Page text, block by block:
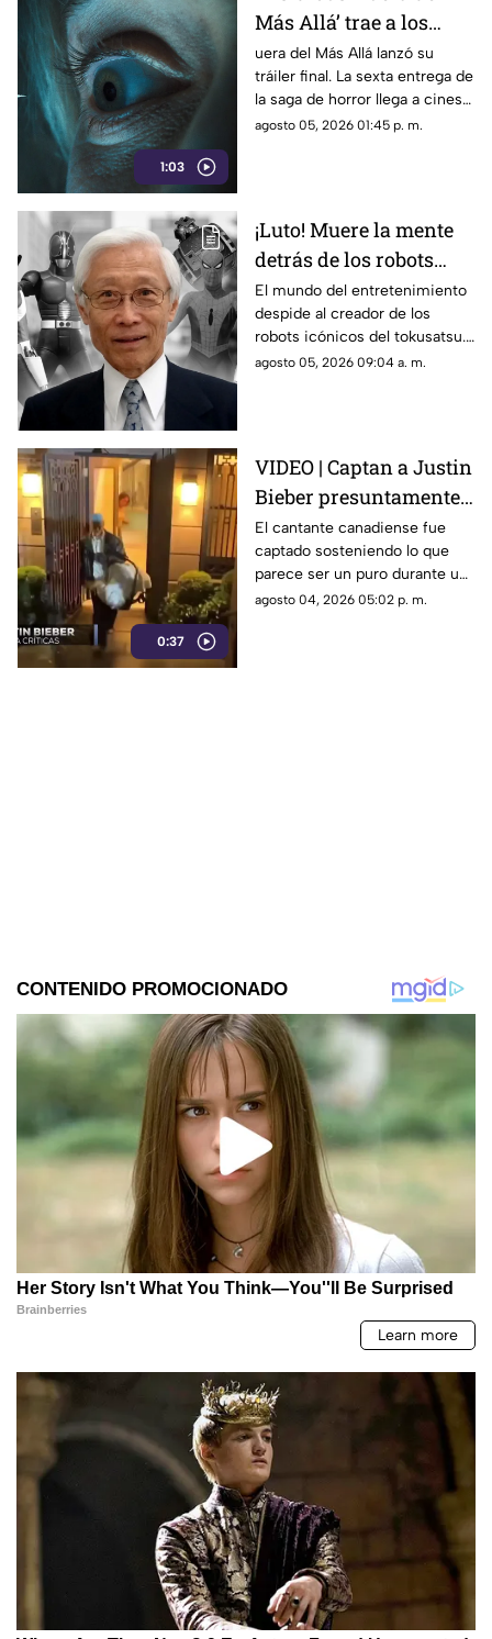
1:03
Más Allá’ trae a los
demonios al mundo
real en su tráiler final
uera del Más Allá lanzó su
tráiler final. La sexta entrega de
la saga de horror llega a cines
el 21 de agosto de 2026.
agosto 05, 2026 01:45 p. m.
¡Luto! Muere la mente
detrás de los robots
icónicos del tokusatsu
y los Power Rangers
El mundo del entretenimiento
despide al creador de los
robots icónicos del tokusatsu.
Su trabajo revolucionó series
agosto 05, 2026 09:04 a. m.
0:37
VIDEO | Captan a Justin
Bieber presuntamente
fumando cerca de su
bebé
El cantante canadiense fue
captado sosteniendo lo que
parece ser un puro durante un
paseo familiar en yate,
agosto 04, 2026 05:02 p. m.